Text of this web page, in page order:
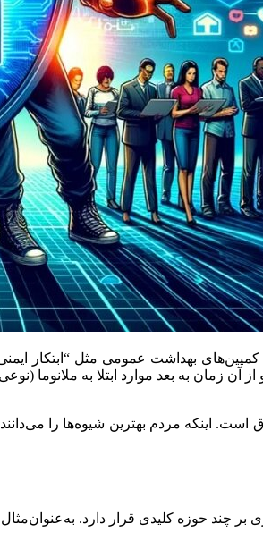
بهداشت عمومی مثل “ابتکار
از آن زمان به بعد موارد ابتلا به
اینکه مردم بهترین شیوه‌ها را
بر چند حوزه کلیدی قرار دارد.